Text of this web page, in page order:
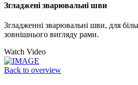
Згладжені зварювальні шви
Згладженні зварювальні шви, для
зовнішнього вигляду рами.
Watch Video
Back to overview